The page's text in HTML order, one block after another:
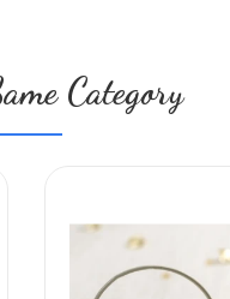
Category